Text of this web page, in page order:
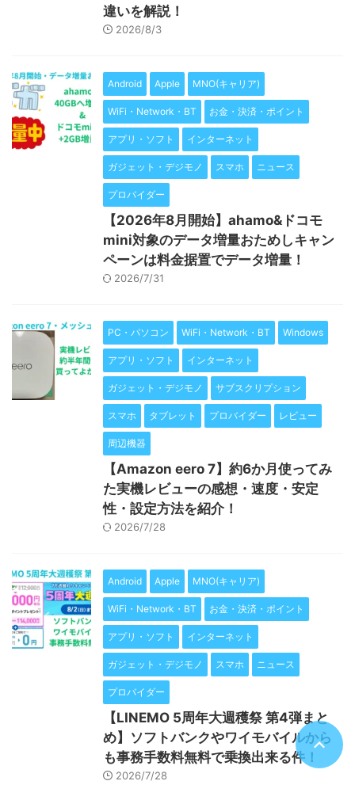
違いを解説！
2026/8/3
Android Apple MNO(キャリア)
WiFi・Network・BT お金・決済・ポイント
アプリ・ソフト インターネット
ガジェット・デジモノ スマホ ニュース
プロバイダー
【2026年8月開始】ahamo&ドコモ
mini対象のデータ増量おためしキャン
ペーンは料金据置でデータ増量！
2026/7/31
PC・パソコン WiFi・Network・BT Windows
アプリ・ソフト インターネット
ガジェット・デジモノ サブスクリプション
スマホ タブレット プロバイダー レビュー
周辺機器
【Amazon eero 7】約6か月使ってみ
た実機レビューの感想・速度・安定
性・設定方法を紹介！
2026/7/28
Android Apple MNO(キャリア)
WiFi・Network・BT お金・決済・ポイント
アプリ・ソフト インターネット
ガジェット・デジモノ スマホ ニュース
プロバイダー
【LINEMO 5周年大週穫祭 第4弾まと
め】ソフトバンクやワイモバイルから
も事務手数料無料で乗換出来る件！
2026/7/28